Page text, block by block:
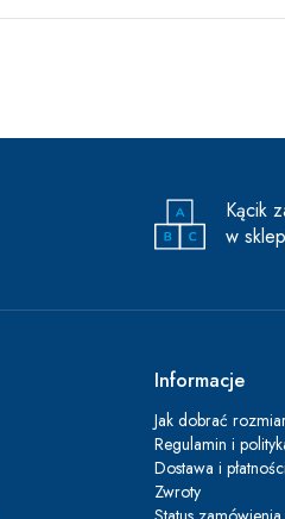
Kącik
w
Informacje
Jak dobrać
Regulamin i
Dostawa i płatności
Zwroty